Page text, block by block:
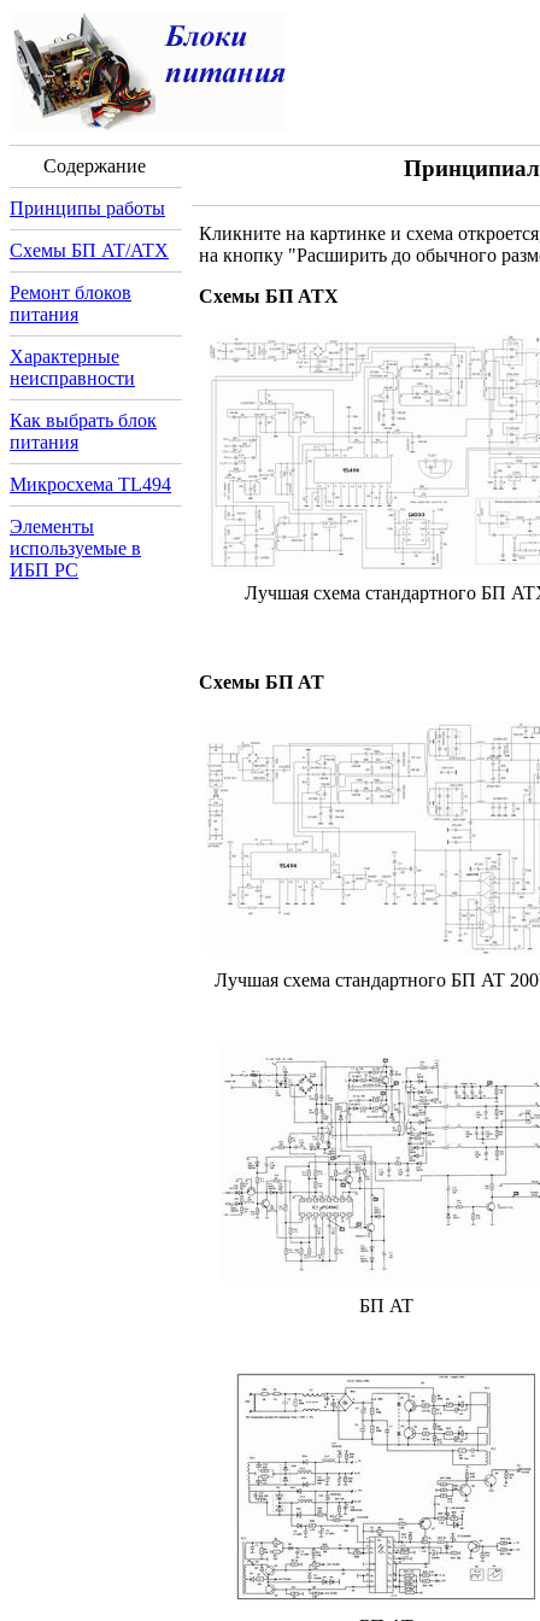
Содержание
Принципы работы
Cхемы БП AT/ATX
Ремонт блоков
питания
Характерные
неисправности
Как выбрать блок
питания
Микросхема TL494
Элементы
используемые в
ИБП PC
Кликните на картинке и схема
на кнопку "Расширить до обычного
Схемы БП ATX
Лучшая схема стандартного БП
Схемы БП AT
Лучшая схема стандартного БП AT
БП AT